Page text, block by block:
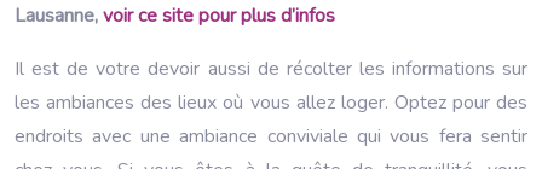
Lausanne,voir ce site pour plus d’infos
Il est de votre devoir aussi de récolter les informations sur
les ambiances des lieux où vous allez loger. Optez pour des
endroits avec une ambiance conviviale qui vous fera sentir